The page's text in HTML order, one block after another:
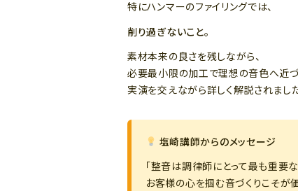
特にハンマーのファイリングでは、
削り過ぎないこと。
素材本来の良さを残しながら、
必要最小限の加工で理想の音色へ近づ
実演を交えながら詳しく解説されました
塩崎講師からのメッセージ
「整音は調律師にとって最も重要な
お客様の心を掴む音づくりこそが価